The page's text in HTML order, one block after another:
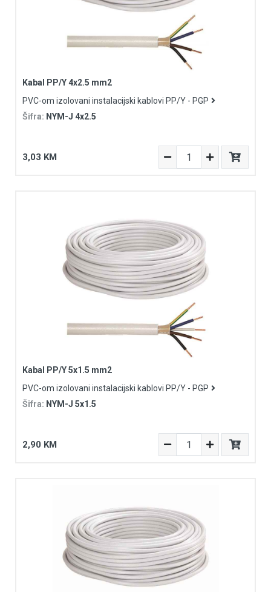
Kabal PP/Y 4x2.5 mm2
PVC-om izolovani instalacijski kablovi PP/Y - PGP
Šifra: NYM-J 4x2.5
3,03 KM
Kabal PP/Y 5x1.5 mm2
PVC-om izolovani instalacijski kablovi PP/Y - PGP
Šifra: NYM-J 5x1.5
2,90 KM